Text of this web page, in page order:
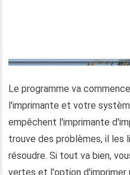
Le programme va
l'imprimante et votre
empêchent l'imprimante
trouve des problèmes, il les
résoudre. Si tout va bien,
vertes et l'option d'imprimer